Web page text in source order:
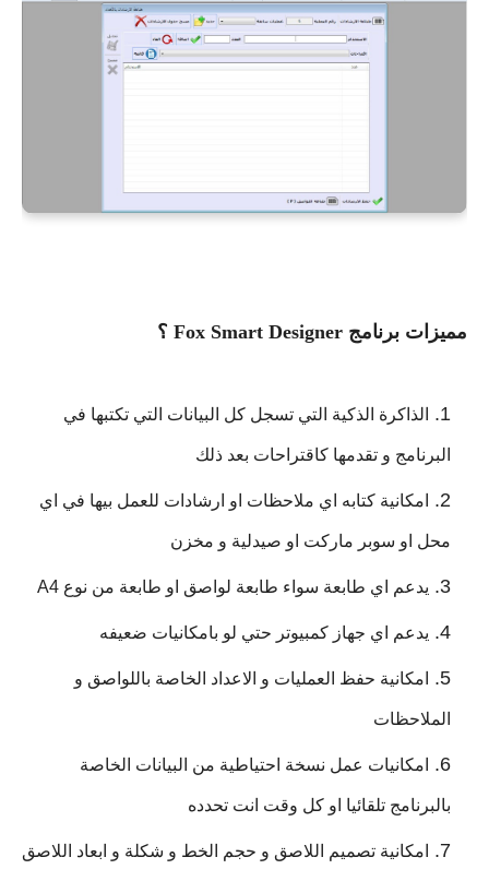
مميزات برنامج Fox Smart Designer ؟
الذاكرة الذكية التي تسجل كل البيانات التي تكتبها في
البرنامج و تقدمها كاقتراحات بعد ذلك
امكانية كتابه اي ملاحظات او ارشادات للعمل بيها في اي
محل او سوبر ماركت او صيدلية و مخزن
يدعم اي طابعة سواء طابعة لواصق او طابعة من نوع A4
يدعم اي جهاز كمبيوتر حتي لو بامكانيات ضعيفه
امكانية حفظ العمليات و الاعداد الخاصة باللواصق و
الملاحظات
امكانيات عمل نسخة احتياطية من البيانات الخاصة
بالبرنامج تلقائيا او كل وقت انت تحدده
امكانية تصميم اللاصق و حجم الخط و شكلة و ابعاد اللاصق